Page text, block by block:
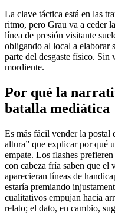
La clave táctica está en las
ritmo, pero Grau va a ceder
línea de presión visitante
obligando al local a elaborar
parte del desgaste físico. Sin
mordiente.
Por qué la
batalla mediática
Es más fácil vender la postal
altura” que explicar por qué
empate. Los flashes
con cabeza fría saben que el
aparecieran líneas de
estaría premiando
cualitativos empujan hacia
relato; el dato, en cambio,